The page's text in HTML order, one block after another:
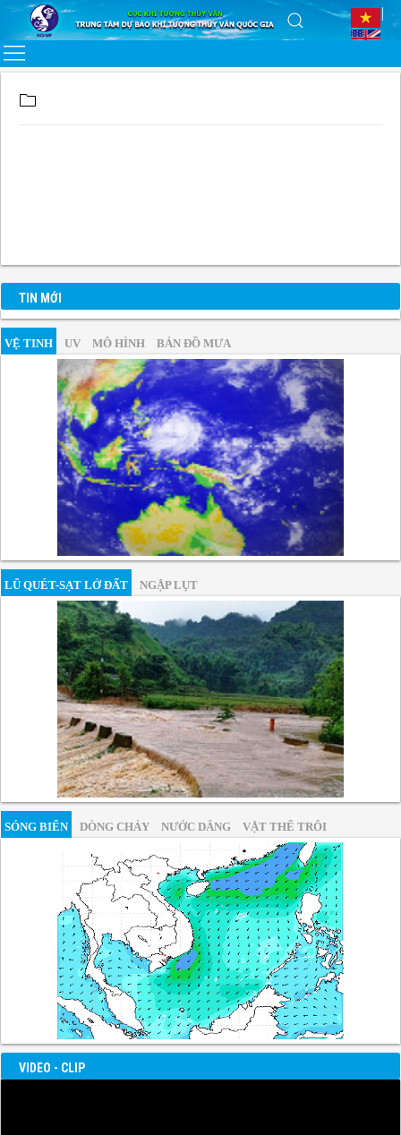
TIN MỚI
VỆ TINH UV MÔ HÌNH BẢN ĐỒ MƯA
LŨ QUÉT-SẠT LỞ ĐẤT NGẬP LỤT
SÓNG BIỂN DÒNG CHẢY NƯỚC DÂNG VẬT THỂ TRÔI
VIDEO - CLIP